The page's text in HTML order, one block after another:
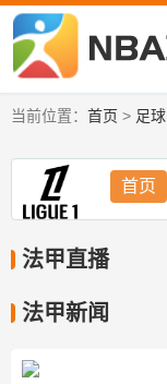
当前位置： 首页 > 足球
首页
法甲直播
法甲新闻